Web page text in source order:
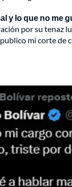
y lo que no me
por su tenaz
mi corte de